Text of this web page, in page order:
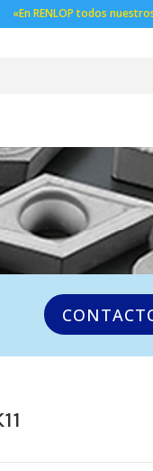
«En RENLOP todos